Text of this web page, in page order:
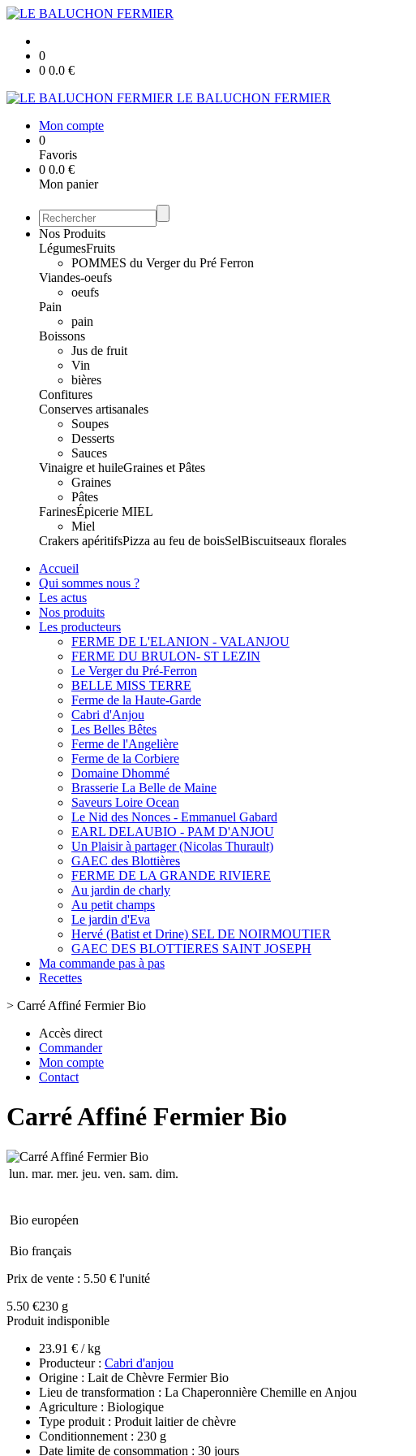
0
0 0.0 €
LE BALUCHON FERMIER
Mon compte
0
Favoris
0 0.0 €
Mon panier
Nos Produits
LégumesFruits
POMMES du Verger du Pré Ferron
Viandes-oeufs
oeufs
Pain
pain
Boissons
Jus de fruit
Vin
bières
Confitures
Conserves artisanales
Soupes
Desserts
Sauces
Vinaigre et huileGraines et Pâtes
Graines
Pâtes
FarinesÉpicerie MIEL
Miel
Crakers apéritifsPizza au feu de boisSelBiscuitseaux florales
Accueil
Qui sommes nous ?
Les actus
Nos produits
Les producteurs
FERME DE L'ELANION - VALANJOU
FERME DU BRULON- ST LEZIN
Le Verger du Pré-Ferron
BELLE MISS TERRE
Ferme de la Haute-Garde
Cabri d'Anjou
Les Belles Bêtes
Ferme de l'Angelière
Ferme de la Corbiere
Domaine Dhommé
Brasserie La Belle de Maine
Saveurs Loire Ocean
Le Nid des Nonces - Emmanuel Gabard
EARL DELAUBIO - PAM D'ANJOU
Un Plaisir à partager (Nicolas Thurault)
GAEC des Blottières
FERME DE LA GRANDE RIVIERE
Au jardin de charly
Au petit champs
Le jardin d'Eva
Hervé (Batist et Drine) SEL DE NOIRMOUTIER
GAEC DES BLOTTIERES SAINT JOSEPH
Ma commande pas à pas
Recettes
> Carré Affiné Fermier Bio
Accès direct
Commander
Mon compte
Contact
Carré Affiné Fermier Bio
lun. mar. mer. jeu. ven. sam. dim.
Bio européen
Bio français
Prix de vente : 5.50 € l'unité
5.50 €230 g
Produit indisponible
23.91 € / kg
Producteur : Cabri d'anjou
Origine : Lait de Chèvre Fermier Bio
Lieu de transformation : La Chaperonnière Chemille en Anjou
Agriculture : Biologique
Type produit : Produit laitier de chèvre
Conditionnement : 230 g
Date limite de consommation : 30 jours